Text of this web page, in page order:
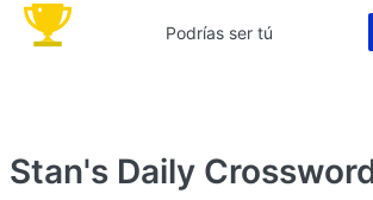
Podrías ser tú
Stan's Daily